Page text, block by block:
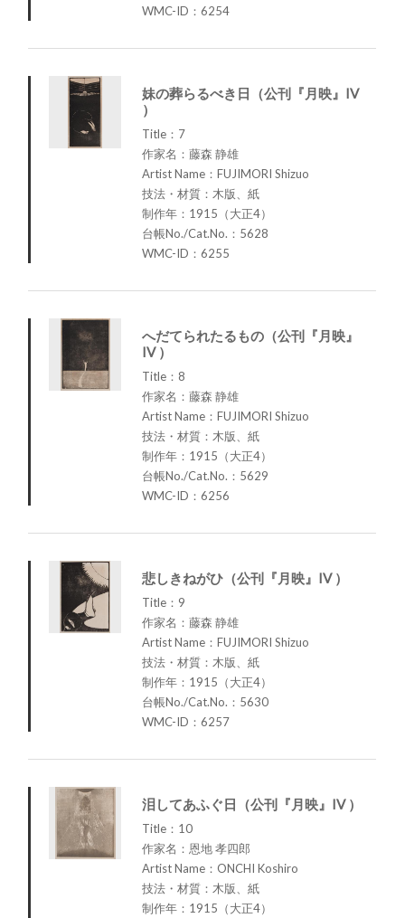
WMC-ID：6254
妹の葬らるべき日（公刊『月映』IV
）
Title：7
作家名：藤森 静雄
Artist Name：FUJIMORI Shizuo
技法・材質：木版、紙
制作年：1915（大正4）
台帳No./Cat.No.：5628
WMC-ID：6255
へだてられたるもの（公刊『月映』
IV ）
Title：8
作家名：藤森 静雄
Artist Name：FUJIMORI Shizuo
技法・材質：木版、紙
制作年：1915（大正4）
台帳No./Cat.No.：5629
WMC-ID：6256
悲しきねがひ（公刊『月映』IV ）
Title：9
作家名：藤森 静雄
Artist Name：FUJIMORI Shizuo
技法・材質：木版、紙
制作年：1915（大正4）
台帳No./Cat.No.：5630
WMC-ID：6257
泪してあふぐ日（公刊『月映』IV ）
Title：10
作家名：恩地 孝四郎
Artist Name：ONCHI Koshiro
技法・材質：木版、紙
制作年：1915（大正4）